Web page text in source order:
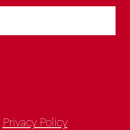
Privacy Policy